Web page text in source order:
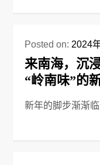
Posted on: 2024
来南海，沉
“岭南味”的
新年的脚步渐渐